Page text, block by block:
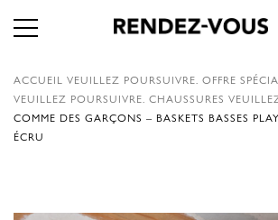
ACCUEIL VEUILLEZ POURSUIVRE. OFFRE
VEUILLEZ POURSUIVRE. CHAUSSURES
COMME DES GARÇONS – BASKETS BASSES
ÉCRU